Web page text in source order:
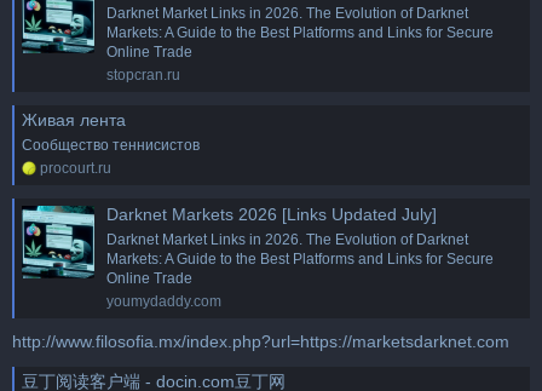
Darknet Market Links in 2026. The Evolution of Darknet
Markets: A Guide to the Best Platforms and Links for Secure
Online Trade
stopcran.ru
Живая лента
Сообщество теннисистов
procourt.ru
Darknet Markets 2026 [Links Updated July]
Darknet Market Links in 2026. The Evolution of Darknet
Markets: A Guide to the Best Platforms and Links for Secure
Online Trade
youmydaddy.com
http://www.filosofia.mx/index.php?url=https://marketsdarknet.com
豆丁阅读客户端 - docin.com豆丁网